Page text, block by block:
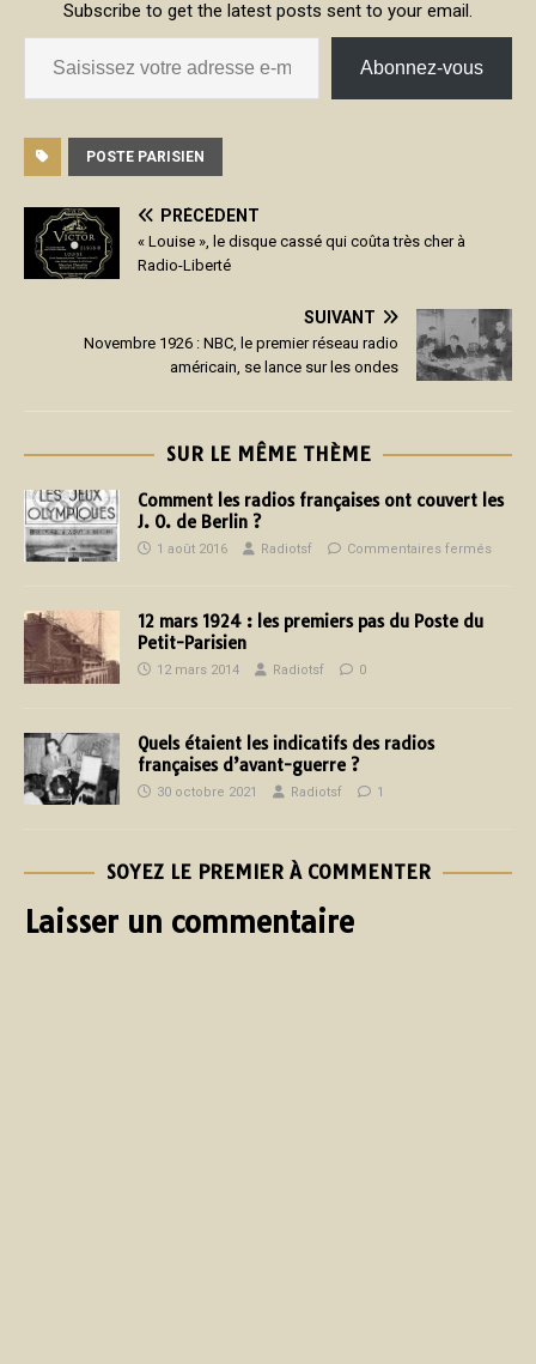
Subscribe to get the latest posts sent to your email.
Abonnez-vous
POSTE PARISIEN
PRÉCÉDENT
« Louise », le disque cassé qui coûta très cher à
Radio-Liberté
SUIVANT
Novembre 1926 : NBC, le premier réseau radio
américain, se lance sur les ondes
SUR LE MÊME THÈME
Comment les radios françaises ont couvert les
J. O. de Berlin ?
1 août 2016 Radiotsf Commentaires fermés
12 mars 1924 : les premiers pas du Poste du
Petit-Parisien
12 mars 2014 Radiotsf 0
Quels étaient les indicatifs des radios
françaises d’avant-guerre ?
30 octobre 2021 Radiotsf 1
SOYEZ LE PREMIER À COMMENTER
Laisser un commentaire